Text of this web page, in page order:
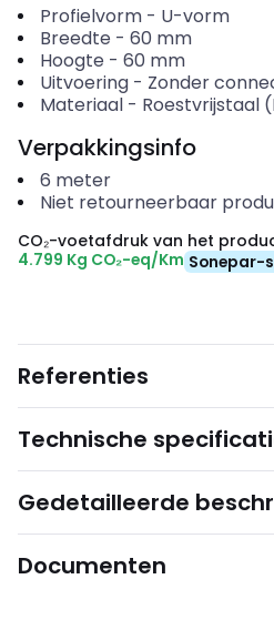
Profielvorm- U-vorm
Breedte - 60 mm
Hoogte - 60 mm
Uitvoering- Zonder
Materiaal- Roestvrijstaal
Verpakkingsinfo
6 meter
Niet retourneerbaar
CO₂-voetafdruk van het
4.799 Kg CO₂-eq/Km Sonepar-
Referenties
Technische
Gedetailleerde
Documenten